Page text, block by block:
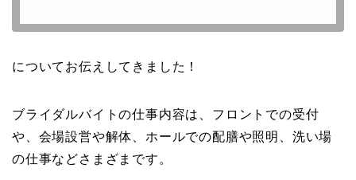
についてお伝えしてきました！
ブライダルバイトの仕事内容は、フロントでの受付
や、会場設営や解体、ホールでの配膳や照明、洗い場
の仕事などさまざまです。